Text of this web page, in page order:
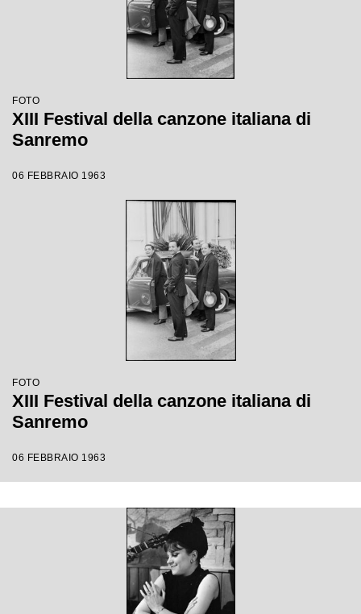
FOTO
XIII Festival della canzone italiana di
Sanremo
06 FEBBRAIO 1963
FOTO
XIII Festival della canzone italiana di
Sanremo
06 FEBBRAIO 1963